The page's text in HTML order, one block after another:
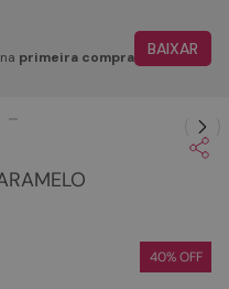
na primeira compra BAIXAR
40% OFF